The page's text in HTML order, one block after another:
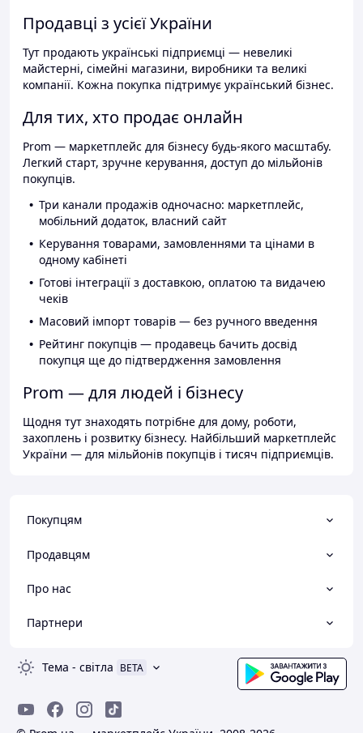
Продавці з усієї України
Тут продають українські підприємці — невеликі
майстерні, сімейні магазини, виробники та великі
компанії. Кожна покупка підтримує український бізнес.
Для тих, хто продає онлайн
Prom — маркетплейс для бізнесу будь-якого масштабу.
Легкий старт, зручне керування, доступ до мільйонів
покупців.
Три канали продажів одночасно: маркетплейс,
мобільний додаток, власний сайт
Керування товарами, замовленнями та цінами в
одному кабінеті
Готові інтеграції з доставкою, оплатою та видачею
чеків
Масовий імпорт товарів — без ручного введення
Рейтинг покупців — продавець бачить досвід
покупця ще до підтвердження замовлення
Prom — для людей і бізнесу
Щодня тут знаходять потрібне для дому, роботи,
захоплень і розвитку бізнесу. Найбільший маркетплейс
України — для мільйонів покупців і тисяч підприємців.
Покупцям
Продавцям
Про нас
Партнери
Тема - світла BETA